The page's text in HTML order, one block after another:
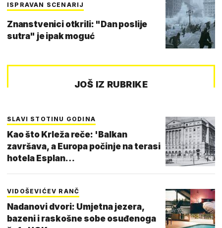
ISPRAVAN SCENARIJ
Znanstvenici otkrili: "Dan poslije
sutra" je ipak moguć
JOŠ IZ RUBRIKE
SLAVI STOTINU GODINA
Kao što Krleža reče: 'Balkan
završava, a Europa počinje na terasi
hotela Esplan…
VIDOŠEVIĆEV RANČ
Nadanovi dvori: Umjetna jezera,
bazeni i raskošne sobe osuđenoga